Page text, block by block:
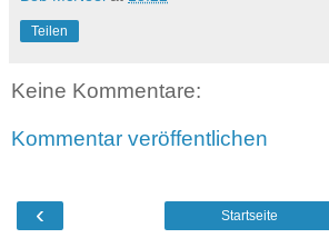
Teilen
Keine Kommentare:
Kommentar veröffentlichen
‹ Startseite